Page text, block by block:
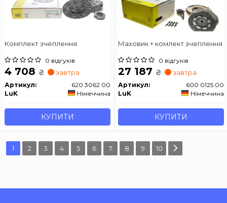
Комплект зчеплення
0 відгуків
4 708 ₴ завтра
Артикул:
620 3062 00
LuK
Німеччина
КУПИТИ
Маховик + комлект зчеплення
0 відгуків
27 187 ₴ завтра
Артикул:
600 0125 00
LuK
Німеччина
КУПИТИ
1 2 3 4 5 6 7 8 9 10